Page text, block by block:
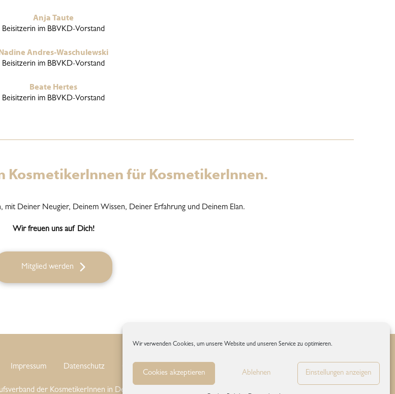
Wir verwenden Cookies, um unsere Website und unseren Service zu optimieren.
Cookies akzeptieren Ablehnen Einstellungen anzeigen
Anja Taute
Beisitzerin im BBVKD-Vorstand
Andres-Waschulewski
Beisitzerin im BBVKD-Vorstand
Beate Hertes
Beisitzerin im BBVKD-Vorstand
KosmetikerInnen für KosmetikerInnen.
mit Deiner Neugier, Deinem Wissen, Deiner Erfahrung und Deinem Elan.
Wir freuen uns auf Dich!
Mitglied werden
Impressum Datenschutz Cookie-Richtlinie
der KosmetikerInnen in Deutschland e.V.